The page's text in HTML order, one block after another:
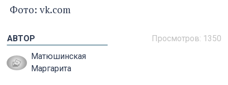
Фото: vk.com
Просмотров: 1350
АВТОР
Матюшинская
Маргарита